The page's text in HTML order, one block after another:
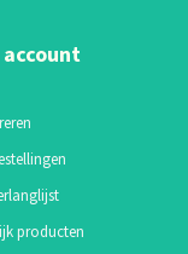
account
producten